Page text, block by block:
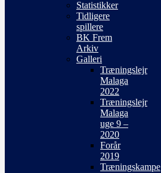
Statistikker
Tidligere
spillere
BK Frem
Arkiv
Galleri
Træningslejr
Malaga
2022
Træningslejr
Malaga
uge 9 –
2020
Forår
2019
Træningskampe